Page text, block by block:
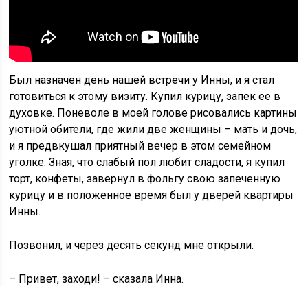
Был назначен день нашей встречи у Инны, и я стал
готовиться к этому визиту. Купил курицу, запек ее в
духовке. Поневоле в моей голове рисовались картины
уютной обители, где жили две женщины – мать и дочь,
и я предвкушал приятный вечер в этом семейном
уголке. Зная, что слабый пол любит сладости, я купил
торт, конфеты, завернул в фольгу свою запеченную
курицу и в положенное время был у дверей квартиры
Инны.
Позвонил, и через десять секунд мне открыли.
– Привет, заходи! – сказала Инна.